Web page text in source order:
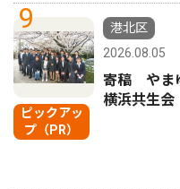
9
ピックアッ
プ（PR）
港北区
2026.08.05
寄稿 やま
横浜共生